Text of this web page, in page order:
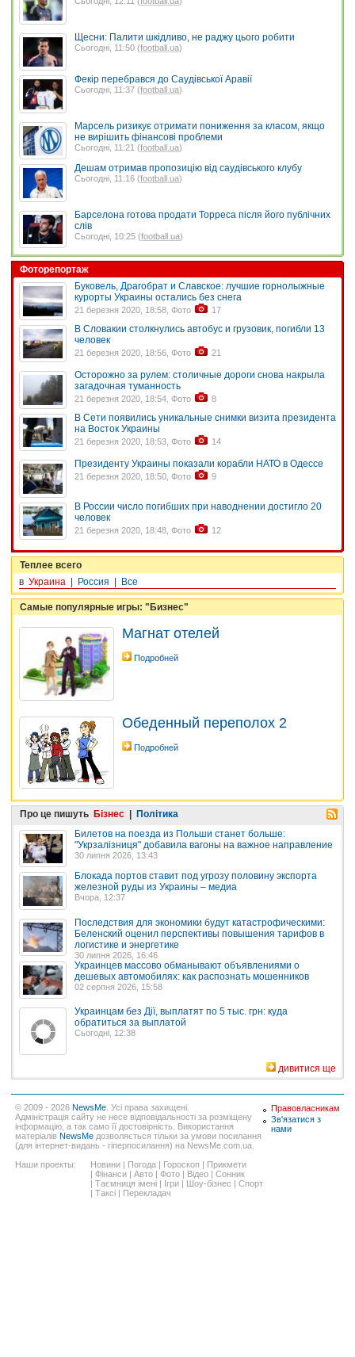
Щесни: Палити шкідливо, не раджу цього робити
Сьогодні, 11:50 (football.ua)
Фекір перебрався до Саудівської Аравії
Сьогодні, 11:37 (football.ua)
Марсель ризикує отримати пониження за класом, якщо
не вирішить фінансові проблеми
Сьогодні, 11:21 (football.ua)
Дешам отримав пропозицію від саудівського клубу
Сьогодні, 11:16 (football.ua)
Барселона готова продати Торреса після його публічних
слів
Сьогодні, 10:25 (football.ua)
Фоторепортаж
Буковель, Драгобрат и Славское: лучшие горнолыжные
курорты Украины остались без снега
21 березня 2020, 18:58, Фото 17
В Словакии столкнулись автобус и грузовик, погибли 13
человек
21 березня 2020, 18:56, Фото 21
Осторожно за рулем: столичные дороги снова накрыла
загадочная туманность
21 березня 2020, 18:54, Фото 8
В Сети появились уникальные снимки визита президента
на Восток Украины
21 березня 2020, 18:53, Фото 14
Президенту Украины показали корабли НАТО в Одессе
21 березня 2020, 18:50, Фото 9
В России число погибших при наводнении достигло 20
человек
21 березня 2020, 18:48, Фото 12
Теплее всего
в Украина Россия Все
Самые популярные игры: "Бизнес"
Магнат отелей
Подробней
Обеденный переполох 2
Подробней
Про це пишуть Бізнес | Політика
Билетов на поезда из Польши станет больше:
"Укрзалізниця" добавила вагоны на важное направление
30 липня 2026, 13:43
Блокада портов ставит под угрозу половину экспорта
железной руды из Украины – медиа
Вчора, 12:37
Последствия для экономики будут катастрофическими:
Беленский оценил перспективы повышения тарифов в
логистике и энергетике
30 липня 2026, 16:46
Украинцев массово обманывают объявлениями о
дешевых автомобилях: как распознать мошенников
02 серпня 2026, 15:58
Украинцам без Дії, выплатят по 5 тыс. грн: куда
обратиться за выплатой
Сьогодні, 12:38
дивитися ще
© 2009 - 2026 NewsMe . Усі права захищені.
Адміністрація сайту не несе відповідальності за розміщену
інформацію, а так само її достовірність. Використання
матеріалів NewsMe дозволяється тільки за умови посилання
(для інтернет-видань - гіперпосилання) на NewsMe.com.ua.
Наши проекты:
Новини Погода Гороскоп
Прикмети
Фінанси Авто Фото Відео
Сонник
Таємниця імені Ігри Шоу-бізнес
Спорт
Таксі Перекладач
Правовласникам
Зв'язатися з
нами